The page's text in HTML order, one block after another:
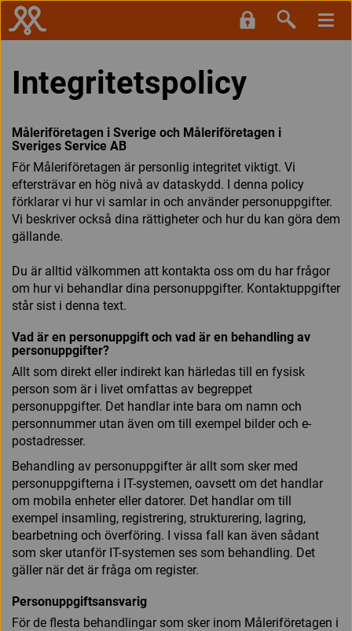
Integritetspolicy
Måleriföretagen i Sverige och Måleriföretagen i
Sveriges Service AB
För Måleriföretagen är personlig integritet viktigt. Vi
eftersträvar en hög nivå av dataskydd. I denna policy
förklarar vi hur vi samlar in och använder personuppgifter.
Vi beskriver också dina rättigheter och hur du kan göra dem
gällande.
Du är alltid välkommen att kontakta oss om du har frågor
om hur vi behandlar dina personuppgifter. Kontaktuppgifter
står sist i denna text.
Vad är en personuppgift och vad är en behandling av
personuppgifter?
Allt som direkt eller indirekt kan härledas till en fysisk
person som är i livet omfattas av begreppet
personuppgifter. Det handlar inte bara om namn och
personnummer utan även om till exempel bilder och e-
postadresser.
Behandling av personuppgifter är allt som sker med
personuppgifterna i IT-systemen, oavsett om det handlar
om mobila enheter eller datorer. Det handlar om till
exempel insamling, registrering, strukturering, lagring,
bearbetning och överföring. I vissa fall kan även sådant
som sker utanför IT-systemen ses som behandling. Det
gäller när det är fråga om register.
Personuppgiftsansvarig
För de flesta behandlingar som sker inom Måleriföretagen i